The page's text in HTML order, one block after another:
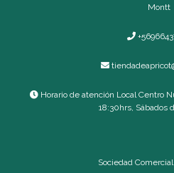
Montt
Horario de atención Local Centro
18:30hrs, Sábados
Sociedad